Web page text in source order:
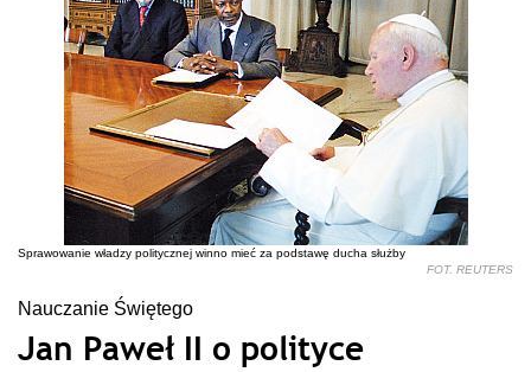
Sprawowanie władzy politycznej winno mieć za podstawę ducha służby
FOT. REUTERS
Nauczanie Świętego
Jan Paweł II o polityce